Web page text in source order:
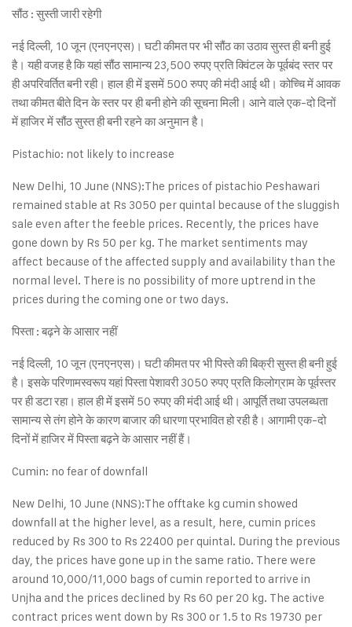
सौंठ : सुस्ती जारी रहेगी
नई दिल्ली, 10 जून (एनएनएस)। घटी कीमत पर भी सौंठ का उठाव सुस्त ही बनी हुई
है। यही वजह है कि यहां सौंठ सामान्य 23,500 रुपए प्रति क्विंटल के पूर्वबंद स्तर पर
ही अपरिवर्तित बनी रही। हाल ही में इसमें 500 रुपए की मंदी आई थी। कोच्चि में आवक
तथा कीमत बीते दिन के स्तर पर ही बनी होने की सूचना मिली। आने वाले एक-दो दिनों
में हाजिर में सौंठ सुस्त ही बनी रहने का अनुमान है।
Pistachio: not likely to increase
New Delhi, 10 June (NNS):The prices of pistachio Peshawari
remained stable at Rs 3050 per quintal because of the sluggish
sale even after the feeble prices. Recently, the prices have
gone down by Rs 50 per kg. The market sentiments may
affect because of the affected supply and availability than the
normal level. There is no possibility of more uptrend in the
prices during the coming one or two days.
पिस्ता : बढ़ने के आसार नहीं
नई दिल्ली, 10 जून (एनएनएस)। घटी कीमत पर भी पिस्ते की बिक्री सुस्त ही बनी हुई
है। इसके परिणामस्वरूप यहां पिस्ता पेशावरी 3050 रुपए प्रति किलोग्राम के पूर्वस्तर
पर ही डटा रहा। हाल ही में इसमें 50 रुपए की मंदी आई थी। आपूर्ति तथा उपलब्धता
सामान्य से तंग होने के कारण बाजार की धारणा प्रभावित हो रही है। आगामी एक-दो
दिनों में हाजिर में पिस्ता बढ़ने के आसार नहीं हैं।
Cumin: no fear of downfall
New Delhi, 10 June (NNS):The offtake kg cumin showed
downfall at the higher level, as a result, here, cumin prices
reduced by Rs 300 to Rs 22400 per quintal. During the previous
day, the prices have gone up in the same ratio. There were
around 10,000/11,000 bags of cumin reported to arrive in
Unjha and the prices declined by Rs 60 per 20 kg. The active
contract prices went down by Rs 300 or 1.5 to Rs 19730 per